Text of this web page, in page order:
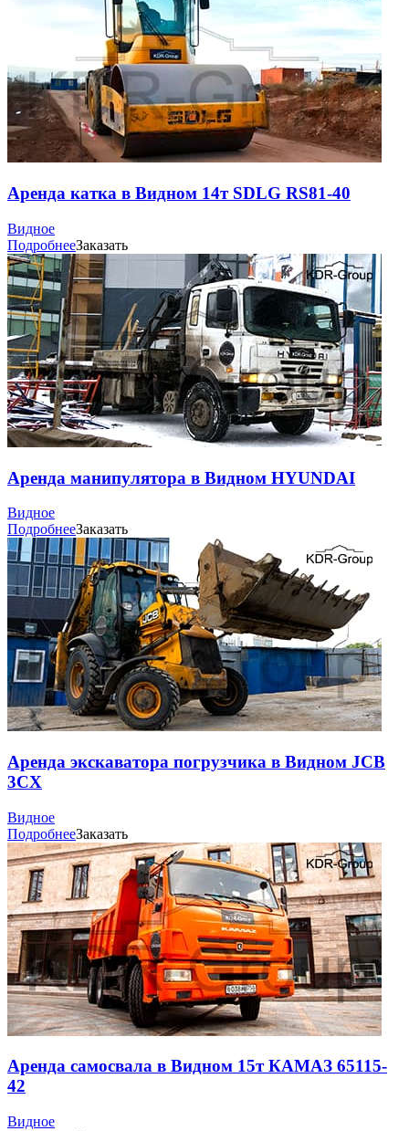
Аренда катка в Видном 14т SDLG RS81-40
Видное
ПодробнееЗаказать
Аренда манипулятора в Видном HYUNDAI
Видное
ПодробнееЗаказать
Аренда экскаватора погрузчика в Видном JCB
3CX
Видное
ПодробнееЗаказать
Аренда самосвала в Видном 15т КАМАЗ 65115-
42
Видное